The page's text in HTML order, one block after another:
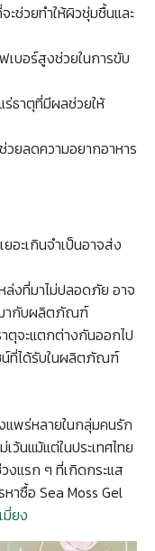
ช่วยทำให้ผิวชุ่มชื้นและ
เบอร์สูงช่วยในการขับ
ร่ธาตุที่มีผลช่วยให้
วยลดความอยากอาหาร
อะเกินจำเป็นอาจส่ง
งที่มาไม่ปลอดภัย อาจ
มากับผลิตภัณฑ์
ตุจะแตกต่างกันออกไป
น์ที่ได้รับในผลิตภัณฑ์
แพร่หลายในกลุ่มคนรัก
นแม้แต่ในประเทศไทย
งแรก ๆ ที่เกิดกระแส
าซื้อ Sea Moss Gel
มี่ยง